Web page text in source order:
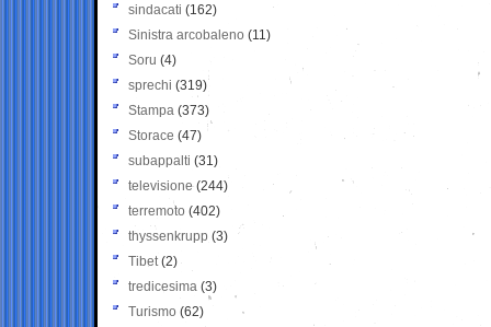
sindacati (162)
Sinistra arcobaleno (11)
Soru (4)
sprechi (319)
Stampa (373)
Storace (47)
subappalti (31)
televisione(244)
terremoto (402)
thyssenkrupp (3)
Tibet(2)
tredicesima (3)
Turismo (62)